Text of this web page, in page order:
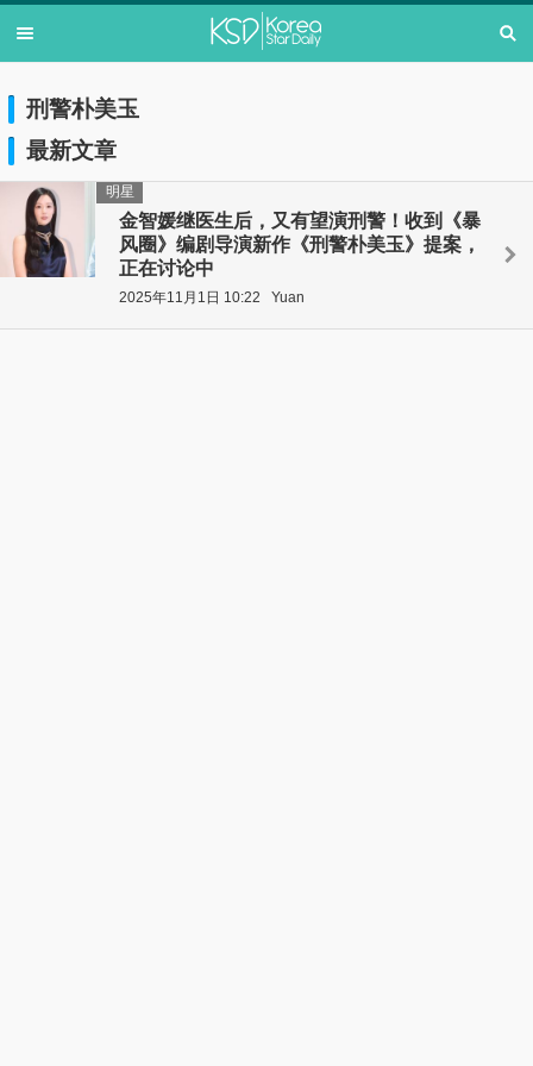
刑警朴美玉
最新文章
金智媛继医生后，又有望演刑警！收到《暴
风圈》编剧导演新作《刑警朴美玉》提案，
正在讨论中
明星
2025年11月1日 10:22 Yuan